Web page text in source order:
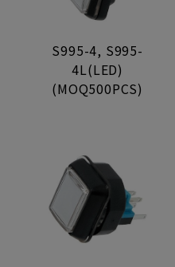
S995-4, S995-
4L(LED)
(MOQ500PCS)